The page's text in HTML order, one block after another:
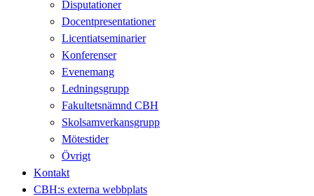
Disputationer
Docentpresentationer
Licentiatseminarier
Konferenser
Evenemang
Ledningsgrupp
Fakultetsnämnd CBH
Skolsamverkansgrupp
Mötestider
Övrigt
Kontakt
CBH:s externa webbplats